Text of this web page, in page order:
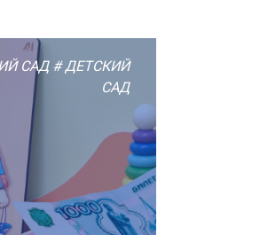
САД # ДЕТСКИЙ
САД